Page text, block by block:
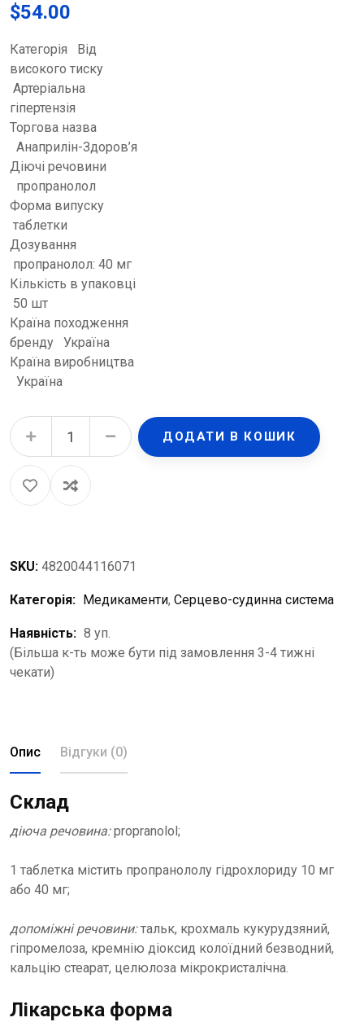
$54.00
Категорія Від
високого тиску
Артеріальна
гіпертензія
Торгова назва
Анаприлін-Здоров’я
Діючі речовини
пропранолол
Форма випуску
таблетки
Дозування
пропранолол: 40 мг
Кількість в упаковці
50 шт
Країна походження
бренду Україна
Країна виробництва
Україна
Анаприлін-Здоров'я таблетки по 40 мг №50 (10х5) quantity
ДОДАТИ В КОШИК
SKU: 4820044116071
Категорія: Медикаменти, Серцево-судинна система
Наявність: 8 уп.
(Більша к-ть може бути під замовлення 3-4 тижні
чекати)
Опис Відгуки (0)
Склад
діюча речовина:propranolol;
1 таблетка містить пропранололу гідрохлориду 10 мг
або 40 мг;
допоміжні речовини:тальк, крохмаль кукурудзяний,
гіпромелоза, кремнію діоксид колоїдний безводний,
кальцію стеарат, целюлоза мікрокристалічна.
Лікарська форма